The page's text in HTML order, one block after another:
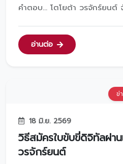
คำตอบ... โตโยต้า วรจักร์ยนต์
รุ่นที่ใช่ พร้อมดีลที่โดนใจ ได้ที่
ครับ! 🚗💨💖สอบถามรายละเอี
อ่านต่อ
ข่
18 มิ.ย. 2569
วิธีสมัครใบขับขี่ดิจิทัลผ่า
วรจักร์ยนต์